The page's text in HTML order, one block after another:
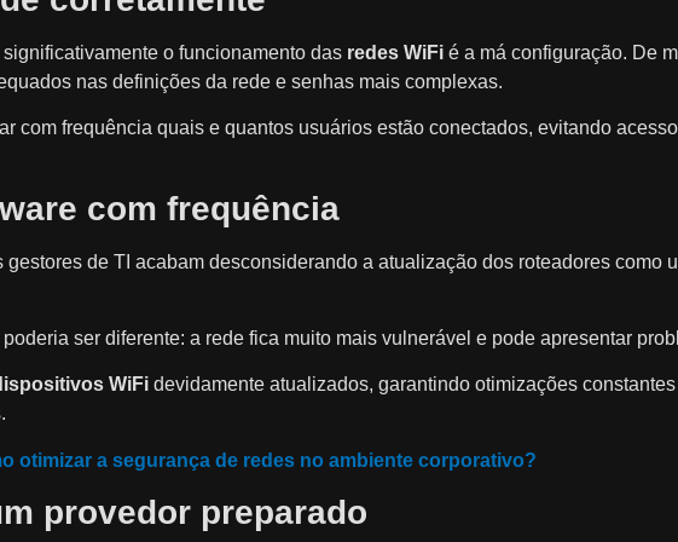
o funcionamento das redes WiFi é a má configuração. De
nas definições da rede e senhas mais complexas.
com frequência quais e quantos usuários estão conectados, evitando
com frequência
de TI acabam desconsiderando a atualização dos roteadores como
ser diferente: a rede fica muito mais vulnerável e pode apresentar
WiFi devidamente atualizados, garantindo otimizações
otimizar a segurança de redes no ambiente corporativo?
provedor preparado